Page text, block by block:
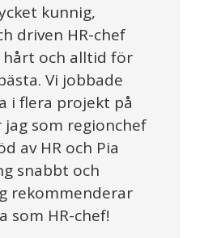
kunnig,
driven HR-chef
och alltid för
Vi jobbade
i flera projekt på
jag som regionchef
av HR och Pia
snabbt och
rekommenderar
som HR-chef!